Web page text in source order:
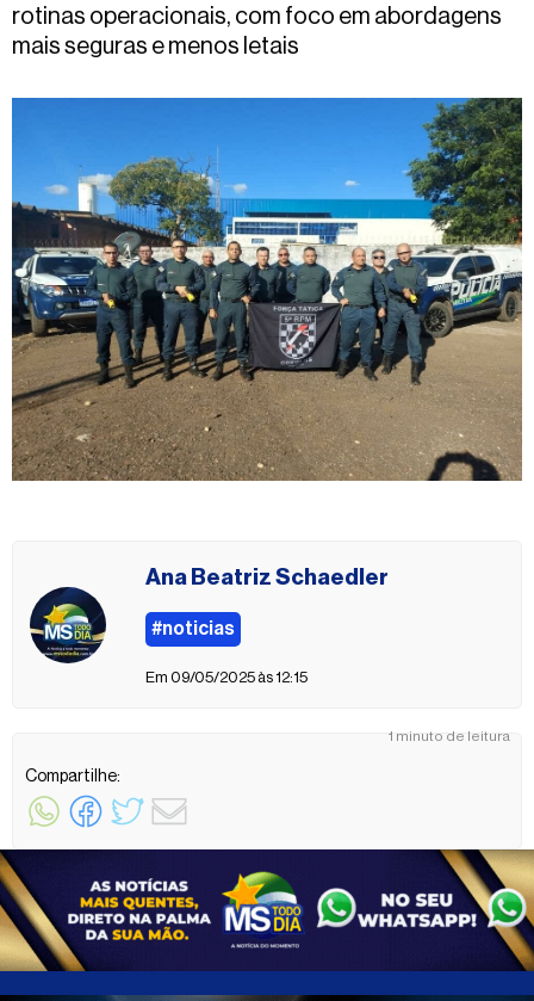
1 minuto de leitura
rotinas operacionais, com foco em abordagens
mais seguras e menos letais
Ana Beatriz Schaedler
#noticias
Em 09/05/2025 às 12:15
Compartilhe: